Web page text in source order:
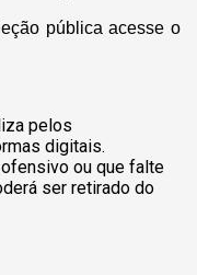
pública acesse o
pelos
digitais.
ou que falte
ser retirado do